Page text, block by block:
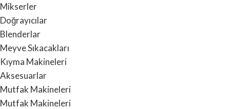
Mikserler
Doğrayıcılar
Blenderlar
Meyve Sıkacakları
Kıyma Makineleri
Aksesuarlar
Mutfak Makineleri
Mutfak Makineleri